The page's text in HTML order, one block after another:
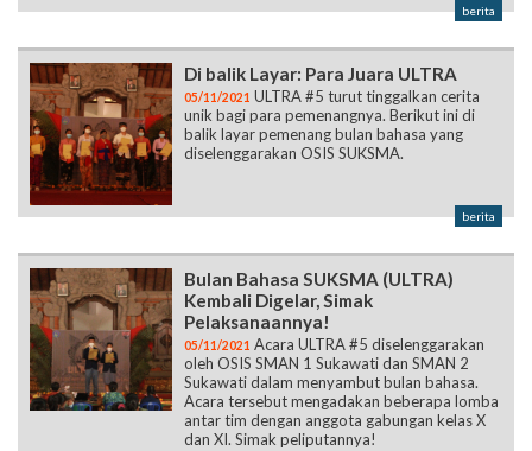
berita
Di balik Layar: Para Juara ULTRA
05/11/2021 ULTRA #5 turut tinggalkan cerita
unik bagi para pemenangnya. Berikut ini di
balik layar pemenang bulan bahasa yang
diselenggarakan OSIS SUKSMA.
berita
Bulan Bahasa SUKSMA (ULTRA)
Kembali Digelar, Simak
Pelaksanaannya!
05/11/2021 Acara ULTRA #5 diselenggarakan
oleh OSIS SMAN 1 Sukawati dan SMAN 2
Sukawati dalam menyambut bulan bahasa.
Acara tersebut mengadakan beberapa lomba
antar tim dengan anggota gabungan kelas X
dan XI. Simak peliputannya!